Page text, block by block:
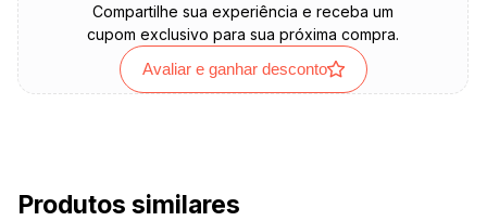
Compartilhe sua experiência e receba um
cupom exclusivo para sua próxima compra.
Avaliar e ganhar desconto
Produtos similares